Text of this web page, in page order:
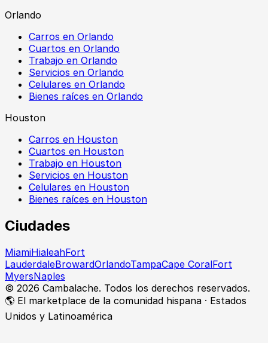
Orlando
Carros en Orlando
Cuartos en Orlando
Trabajo en Orlando
Servicios en Orlando
Celulares en Orlando
Bienes raíces en Orlando
Houston
Carros en Houston
Cuartos en Houston
Trabajo en Houston
Servicios en Houston
Celulares en Houston
Bienes raíces en Houston
Ciudades
MiamiHialeahFort
LauderdaleBrowardOrlandoTampaCape CoralFort
MyersNaples
© 2026 Cambalache. Todos los derechos reservados.
🌎 El marketplace de la comunidad hispana · Estados
Unidos y Latinoamérica